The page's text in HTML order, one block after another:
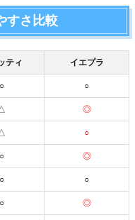
すさ比較
ティ イエプラ
○ ○
◎
○
○ ◎
○ ○
○ ◎